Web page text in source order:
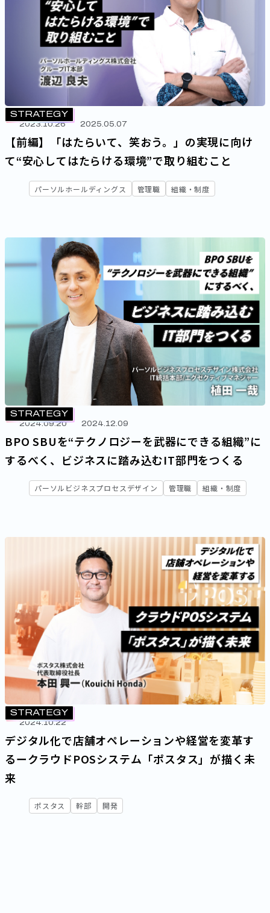
STRATEGY
2023.10.26 2025.05.07
【前編】「はたらいて、笑おう。」の実現に向け
て“安心してはたらける環境”で取り組むこと
パーソルホールディングス 管理職 組織・制度
STRATEGY
2024.09.20 2024.12.09
BPO SBUを“テクノロジーを武器にできる組織”に
するべく、ビジネスに踏み込むIT部門をつくる
パーソルビジネスプロセスデザイン 管理職 組織・制度
STRATEGY
2024.10.22
デジタル化で店舗オペレーションや経営を変革す
るークラウドPOSシステム「ポスタス」が描く未
来
ポスタス 幹部 開発